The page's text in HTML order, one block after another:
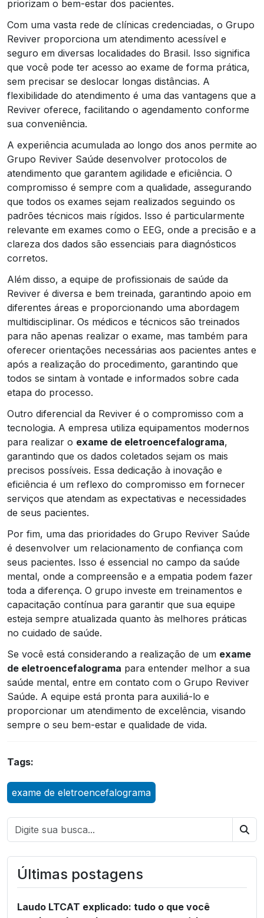
priorizam o bem-estar dos pacientes.
Com uma vasta rede de clínicas credenciadas, o Grupo
Reviver proporciona um atendimento acessível e
seguro em diversas localidades do Brasil. Isso significa
que você pode ter acesso ao exame de forma prática,
sem precisar se deslocar longas distâncias. A
flexibilidade do atendimento é uma das vantagens que a
Reviver oferece, facilitando o agendamento conforme
sua conveniência.
A experiência acumulada ao longo dos anos permite ao
Grupo Reviver Saúde desenvolver protocolos de
atendimento que garantem agilidade e eficiência. O
compromisso é sempre com a qualidade, assegurando
que todos os exames sejam realizados seguindo os
padrões técnicos mais rígidos. Isso é particularmente
relevante em exames como o EEG, onde a precisão e a
clareza dos dados são essenciais para diagnósticos
corretos.
Além disso, a equipe de profissionais de saúde da
Reviver é diversa e bem treinada, garantindo apoio em
diferentes áreas e proporcionando uma abordagem
multidisciplinar. Os médicos e técnicos são treinados
para não apenas realizar o exame, mas também para
oferecer orientações necessárias aos pacientes antes e
após a realização do procedimento, garantindo que
todos se sintam à vontade e informados sobre cada
etapa do processo.
Outro diferencial da Reviver é o compromisso com a
tecnologia. A empresa utiliza equipamentos modernos
para realizar o exame de eletroencefalograma,
garantindo que os dados coletados sejam os mais
precisos possíveis. Essa dedicação à inovação e
eficiência é um reflexo do compromisso em fornecer
serviços que atendam as expectativas e necessidades
de seus pacientes.
Por fim, uma das prioridades do Grupo Reviver Saúde
é desenvolver um relacionamento de confiança com
seus pacientes. Isso é essencial no campo da saúde
mental, onde a compreensão e a empatia podem fazer
toda a diferença. O grupo investe em treinamentos e
capacitação contínua para garantir que sua equipe
esteja sempre atualizada quanto às melhores práticas
no cuidado de saúde.
Se você está considerando a realização de um exame
de eletroencefalograma para entender melhor a sua
saúde mental, entre em contato com o Grupo Reviver
Saúde. A equipe está pronta para auxiliá-lo e
proporcionar um atendimento de excelência, visando
sempre o seu bem-estar e qualidade de vida.
Tags:
exame de eletroencefalograma
Últimas postagens
Laudo LTCAT explicado: tudo o que você